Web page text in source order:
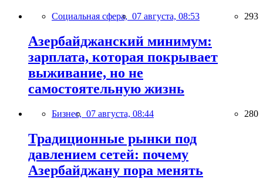
Социальная сфера, 07 августа, 08:53 293
Азербайджанский минимум:
зарплата, которая покрывает
выживание, но не
самостоятельную жизнь
Бизнес, 07 августа, 08:44 280
Традиционные рынки под
давлением сетей: почему
Азербайджану пора менять